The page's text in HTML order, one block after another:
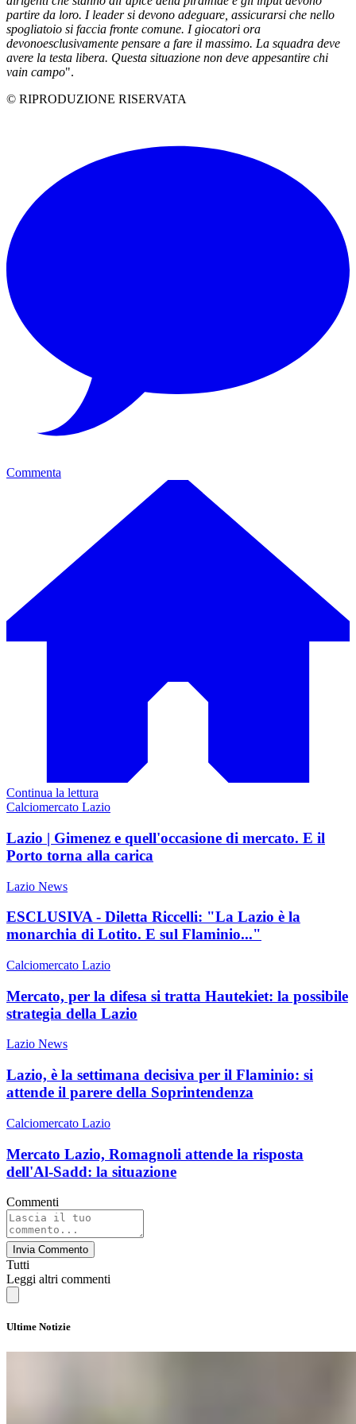
partire da loro. I leader si devono adeguare, assicurarsi che nello
spogliatoio si faccia fronte comune. I giocatori ora
devonoesclusivamente pensare a fare il massimo. La squadra deve
avere la testa libera. Questa situazione non deve appesantire chi
vain campo".
© RIPRODUZIONE RISERVATA
Commenta
Continua la lettura
Calciomercato Lazio
Lazio | Gimenez e quell'occasione di mercato. E il
Porto torna alla carica
Lazio News
ESCLUSIVA - Diletta Riccelli: "La Lazio è la
monarchia di Lotito. E sul Flaminio..."
Calciomercato Lazio
Mercato, per la difesa si tratta Hautekiet: la possibile
strategia della Lazio
Lazio News
Lazio, è la settimana decisiva per il Flaminio: si
attende il parere della Soprintendenza
Calciomercato Lazio
Mercato Lazio, Romagnoli attende la risposta
dell'Al-Sadd: la situazione
Commenti
Invia Commento
Tutti
Leggi altri commenti
Ultime Notizie